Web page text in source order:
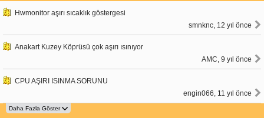
Hwmonitor aşırı sıcaklık göstergesi
smnknc, 12 yıl önce
Anakart Kuzey Köprüsü çok aşırı ısınıyor
AMC, 9 yıl önce
CPU AŞIRI ISINMA SORUNU
engin066, 11 yıl önce